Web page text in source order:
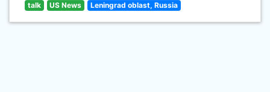
talk US News Leningrad oblast, Russia